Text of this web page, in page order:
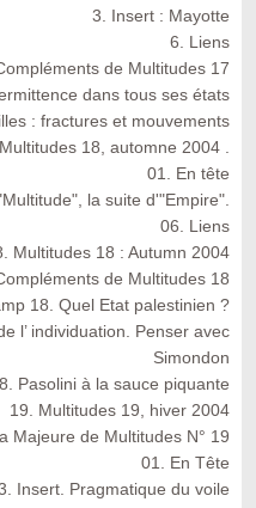
3. Insert : Mayotte
6. Liens
de Multitudes 17
dans tous ses états
: fractures et mouvements
18, automne 2004 .
01. En tête
la suite d'"Empire".
06. Liens
Multitudes 18 : Autumn 2004
de Multitudes 18
18. Quel Etat palestinien ?
l’ individuation. Penser avec
Simondon
Pasolini à la sauce piquante
19. Multitudes 19, hiver 2004
Majeure de Multitudes N° 19
01. En Tête
Insert. Pragmatique du voile